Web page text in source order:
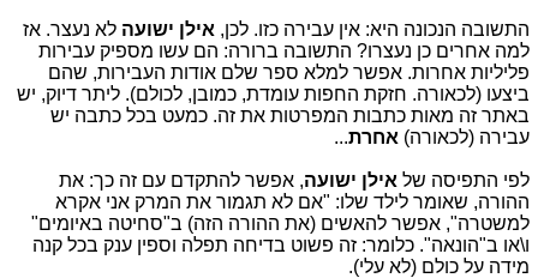
התשובה הנכונה היא: אין עבירה כזו. לכן, אילן ישועה לא נעצר. אז
למה אחרים כן נעצרו? התשובה ברורה: הם עשו מספיק עבירות
פליליות אחרות. אפשר למלא ספר שלם אודות העבירות, שהם
ביצעו (לכאורה. חזקת החפות עומדת, כמובן, לכולם). ליתר דיוק, יש
באתר זה מאות כתבות המפרטות את זה. כמעט בכל כתבה יש
עבירה (לכאורה) אחרת...
לפי התפיסה של אילן ישועה, אפשר להתקדם עם זה כך: את
ההורה, שאומר לילד שלו: "אם לא תגמור את המרק אני אקרא
למשטרה", אפשר להאשים (את ההורה הזה) ב"סחיטה באיומים"
ו\או ב"הונאה". כלומר: זה פשוט בדיחה תפלה וספין ענק בכל קנה
מידה על כולם (לא עלי).